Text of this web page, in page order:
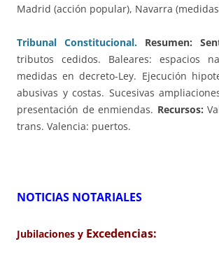
Madrid (acción popular), Navarra
Tribunal Constitucional. Resumen:
tributos cedidos. Baleares: espacios
medidas en decreto-Ley. Ejecución
abusivas y costas. Sucesivas
presentación de enmiendas. Recursos:
trans. Valencia: puertos.
NOTICIAS NOTARIALES
Jubilaciones y Excedencias: